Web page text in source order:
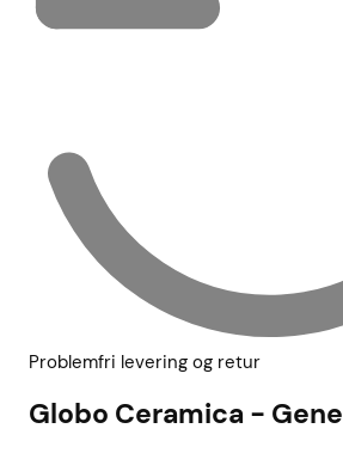
Problemfri levering og retur
Globo Ceramica -